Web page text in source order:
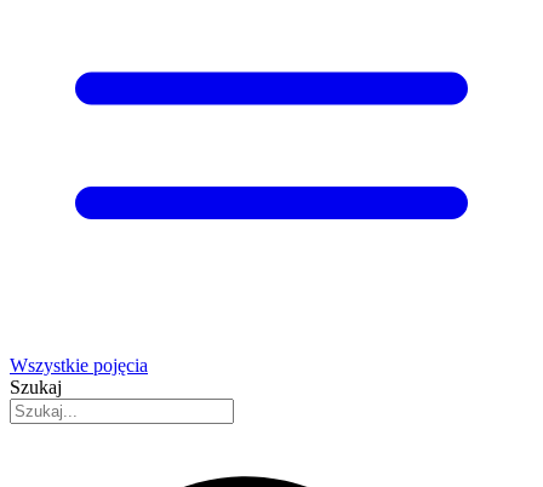
Wszystkie pojęcia
Szukaj